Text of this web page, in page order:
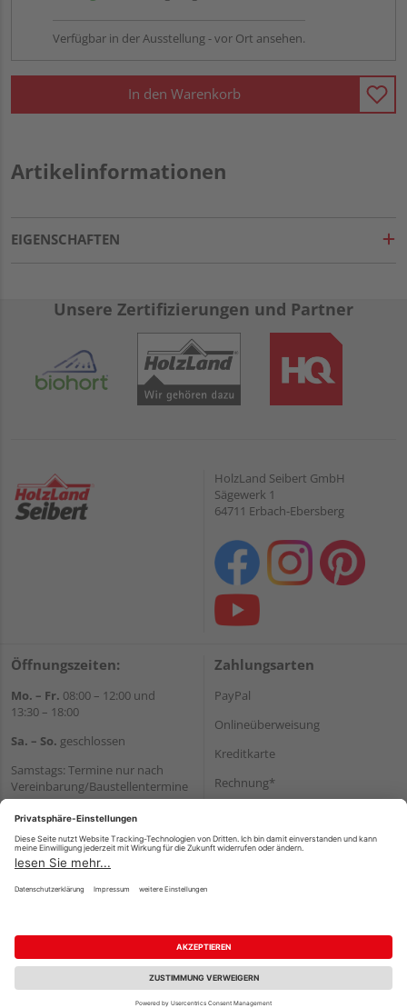
Verfügbar in der Ausstellung - vor Ort ansehen.
In den Warenkorb
Artikelinformationen
EIGENSCHAFTEN
Unsere Zertifizierungen und Partner
HolzLand Seibert GmbH
Sägewerk 1
64711 Erbach-Ebersberg
Öffnungszeiten:
Mo. – Fr. 08:00 – 12:00 und
13:30 – 18:00
Sa. – So. geschlossen
Samstags: Termine nur nach
Vereinbarung/Baustellentermine
Wir helfen Ihnen gerne
weiter
Tel.:+49 6062 956180
E-Mail:shop@holzland-seibert.de
Zahlungsarten
PayPal
Onlineüberweisung
Kreditkarte
Rechnung*
Versand
Impressum AGB Widerruf
Datenschutz
Reservierungsbedingungen
Vertrag widerrufen